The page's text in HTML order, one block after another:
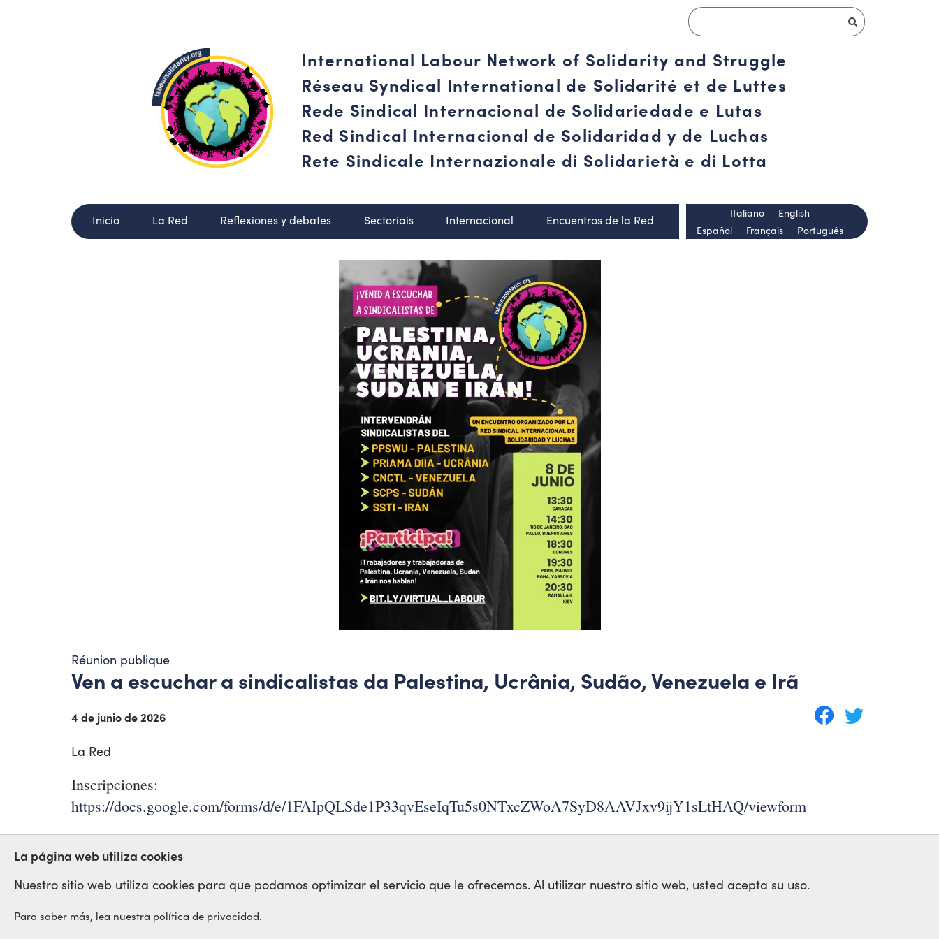
International Labour Network of Solidarity and Struggle
Réseau Syndical International de Solidarité et de Luttes
Rede Sindical Internacional de Solidariedade e Lutas
Red Sindical Internacional de Solidaridad y de Luchas
Rete Sindicale Internazionale di Solidarietà e di Lotta
Inicio La Red Reflexiones y debates Sectoriais Internacional Encuentros de la Red
Español Français Português
Italiano English
Réunion publique
Ven a escuchar a sindicalistas da Palestina, Ucrânia, Sudão, Venezuela e Irã
4 de junio de 2026
La Red
Inscripciones:
https://docs.google.com/forms/d/e/1FAIpQLSde1P33qvEseIqTu5s0NTxcZWoA7SyD8AAVJxv9ijY1sLtHAQ/viewform
PALESTINA
Red Sindical Internacional
La página web utiliza cookies
Nuestro sitio web utiliza cookies para que podamos optimizar el servicio que le ofrecemos. Al utilizar nuestro sitio web, usted acepta su uso.
Para saber más, lea nuestra política de privacidad.